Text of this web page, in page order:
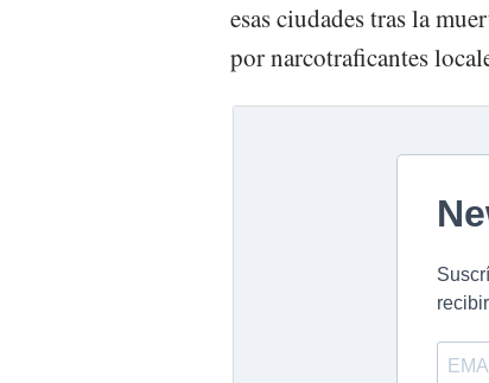
esas ciudades tras la
por narcotraficantes